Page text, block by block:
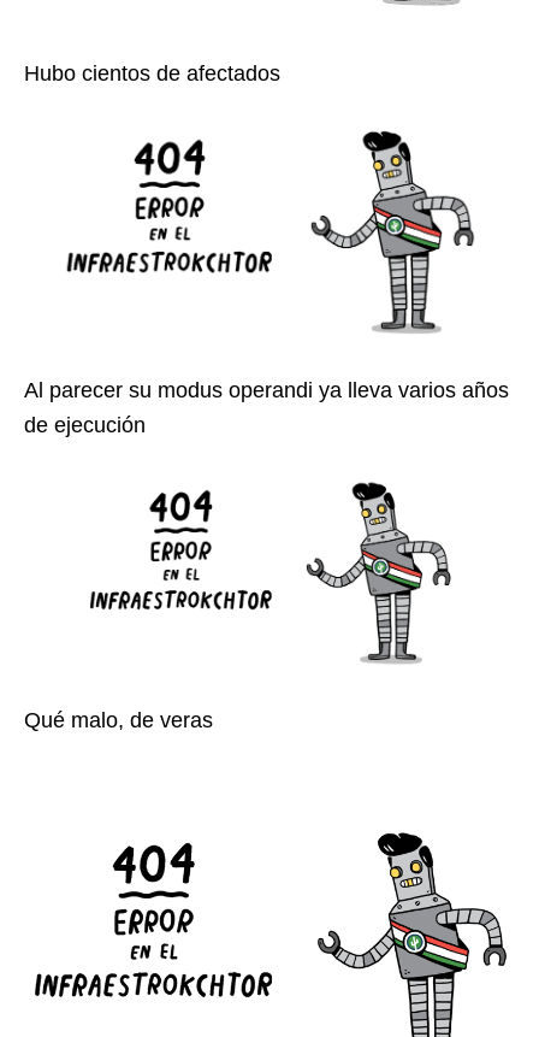
Hubo cientos de afectados
Al parecer su modus operandi ya lleva varios años
de ejecución
Qué malo, de veras